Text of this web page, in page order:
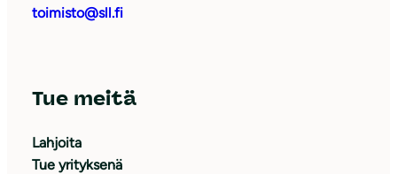
toimisto@sll.fi
Tue meitä
Lahjoita
Tue yrityksenä